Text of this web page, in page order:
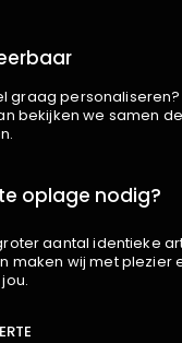
graag
bekijken we samen de
oplage nodig?
aantal identieke
maken wij met plezier